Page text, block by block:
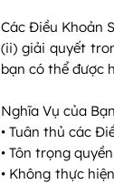
Các Điều Khoản
(ii) giải quyết
bạn có thể được
Nghĩa Vụ của
• Tuân thủ các
• Tôn trọng
• Không thực